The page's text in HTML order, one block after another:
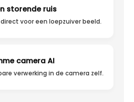
storende ruis
voor een loepzuiver beeld.
camera AI
verwerking in de camera zelf.